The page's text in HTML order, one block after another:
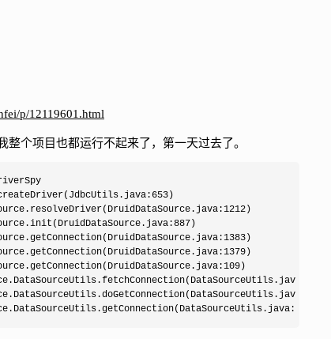
p/12119601.html
个项目也都运行不起来了，第一天过去了。